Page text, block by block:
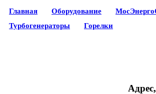
Главная Оборудование
Турбогенераторы
Горелки